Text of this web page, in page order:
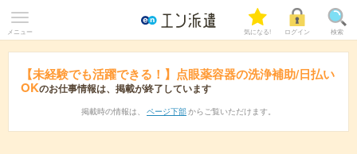
メニュー 気になる! ログイン 検索
【未経験でも活躍できる！】点眼薬容器の洗浄補助/日払い
OKのお仕事情報は、掲載が終了しています
掲載時の情報は、 ページ下部 からご覧いただけます。